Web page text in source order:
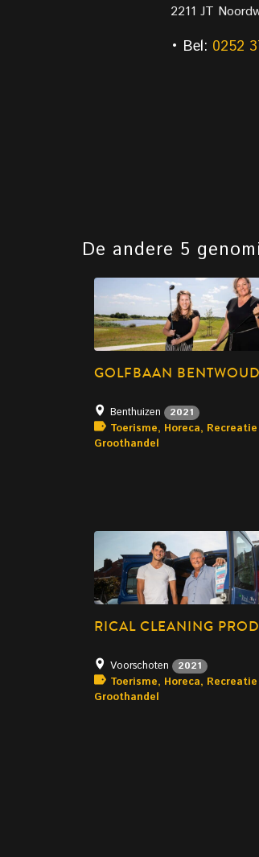
2211 JT
• Bel: 0252
De andere 5
GOLFBAAN BENTWOUD
Benthuizen 2021
Toerisme, Horeca,
Groothandel
RICAL CLEANING
Voorschoten 2021
Toerisme, Horeca,
Groothandel